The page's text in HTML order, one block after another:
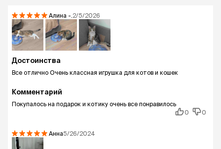
Алина -. 2/5/2026
Достоинства
Все отлично Очень классная игрушка для котов и кошек
Комментарий
Покупалось на подарок и котику очень все понравилось
0
0
Анна5/26/2024